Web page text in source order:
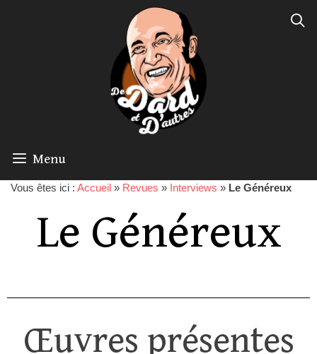
Menu
Vous êtes ici : Accueil » Revues » Interviews » Le Généreux
Le Généreux
Œuvres présentes